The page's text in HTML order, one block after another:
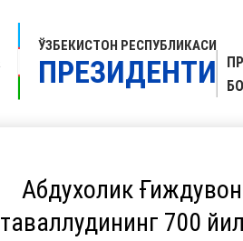
ЎЗБЕКИСТОН РЕСПУБЛИКАСИ
ПРЕЗИДЕНТИ
Абдухолик
таваллудининг 700